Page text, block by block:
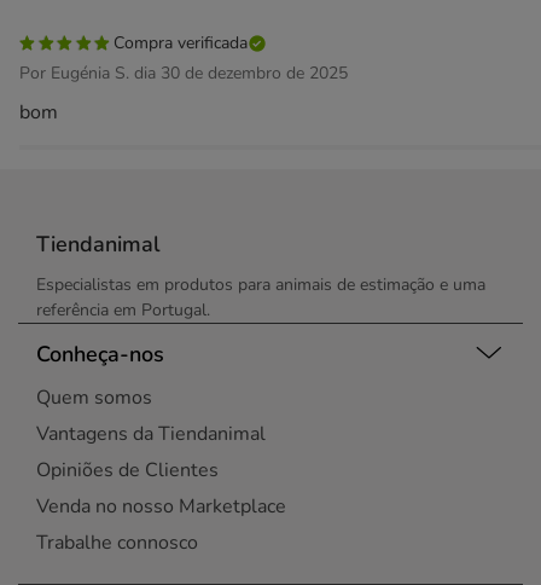
Compra verificada
Por Eugénia S. dia 30 de dezembro de 2025
bom
Tiendanimal
Especialistas em produtos para animais de estimação e uma
referência em Portugal.
Conheça-nos
Quem somos
Vantagens da Tiendanimal
Opiniões de Clientes
Venda no nosso Marketplace
Trabalhe connosco